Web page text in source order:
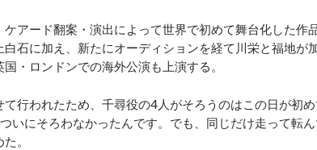
アード翻案・演出によって世界で初めて舞台化した作
石に加え、新たにオーディションを経て川栄と福地が
・ロンドンでの海外公演も上演する。
行われたため、千尋役の4人がそろうのはこの日が初
いにそろわなかったんです。でも、同じだけ走って転
。